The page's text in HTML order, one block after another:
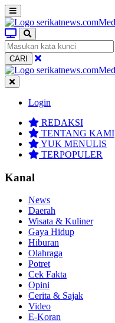
CARI
Login
REDAKSI
TENTANG KAMI
YUK MENULIS
TERPOPULER
Kanal
News
Daerah
Wisata & Kuliner
Gaya Hidup
Hiburan
Olahraga
Potret
Cek Fakta
Opini
Cerita & Sajak
Video
E-Koran